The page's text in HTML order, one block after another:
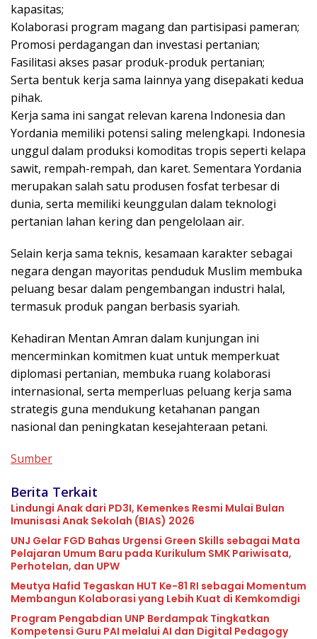
kapasitas;
Kolaborasi program magang dan partisipasi pameran;
Promosi perdagangan dan investasi pertanian;
Fasilitasi akses pasar produk-produk pertanian;
Serta bentuk kerja sama lainnya yang disepakati kedua
pihak.
Kerja sama ini sangat relevan karena Indonesia dan
Yordania memiliki potensi saling melengkapi. Indonesia
unggul dalam produksi komoditas tropis seperti kelapa
sawit, rempah-rempah, dan karet. Sementara Yordania
merupakan salah satu produsen fosfat terbesar di
dunia, serta memiliki keunggulan dalam teknologi
pertanian lahan kering dan pengelolaan air.
Selain kerja sama teknis, kesamaan karakter sebagai
negara dengan mayoritas penduduk Muslim membuka
peluang besar dalam pengembangan industri halal,
termasuk produk pangan berbasis syariah.
Kehadiran Mentan Amran dalam kunjungan ini
mencerminkan komitmen kuat untuk memperkuat
diplomasi pertanian, membuka ruang kolaborasi
internasional, serta memperluas peluang kerja sama
strategis guna mendukung ketahanan pangan
nasional dan peningkatan kesejahteraan petani.
Sumber
Berita Terkait
Lindungi Anak dari PD3I, Kemenkes Resmi Mulai Bulan
Imunisasi Anak Sekolah (BIAS) 2026
UNJ Gelar FGD Bahas Urgensi Green Skills sebagai Mata
Pelajaran Umum Baru pada Kurikulum SMK Pariwisata,
Perhotelan, dan UPW
Meutya Hafid Tegaskan HUT Ke-81 RI sebagai Momentum
Membangun Kolaborasi yang Lebih Kuat di Kemkomdigi
Program Pengabdian UNP Berdampak Tingkatkan
Kompetensi Guru PAI melalui AI dan Digital Pedagogy